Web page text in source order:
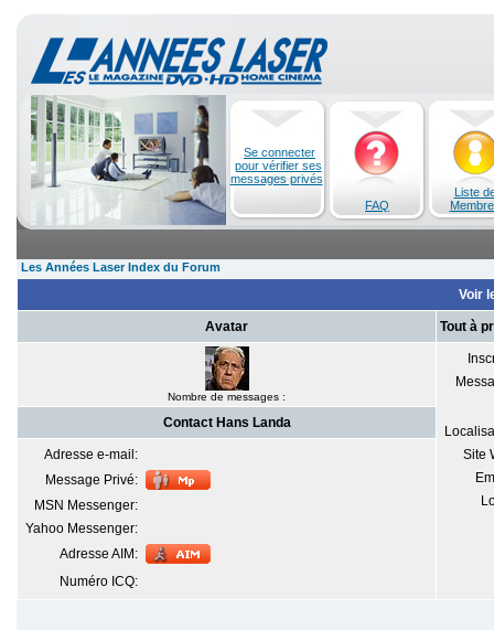
Se connecter
pour vérifier ses
messages privés
FAQ
Liste
Les Années Laser Index du Forum
Voir
Avatar Tout à
Nombre de messages :
Site
Contact Hans Landa
Adresse e-mail:
Message Privé:
MSN Messenger:
Yahoo Messenger:
Adresse AIM:
Numéro ICQ: